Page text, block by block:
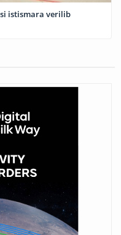
istismara verilib